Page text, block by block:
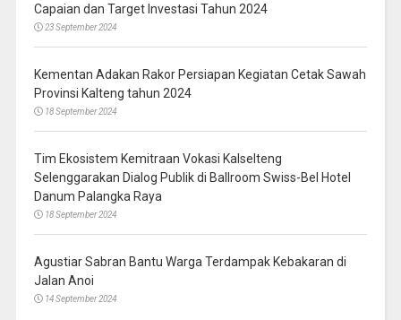
Capaian dan Target Investasi Tahun 2024
23 September 2024
Kementan Adakan Rakor Persiapan Kegiatan Cetak Sawah
Provinsi Kalteng tahun 2024
18 September 2024
Tim Ekosistem Kemitraan Vokasi Kalselteng
Selenggarakan Dialog Publik di Ballroom Swiss-Bel Hotel
Danum Palangka Raya
18 September 2024
Agustiar Sabran Bantu Warga Terdampak Kebakaran di
Jalan Anoi
14 September 2024